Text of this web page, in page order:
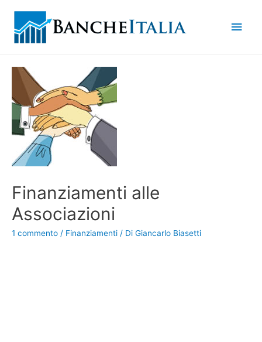
Finanziamenti alle
Associazioni
1 commento / Finanziamenti / Di Giancarlo Biasetti